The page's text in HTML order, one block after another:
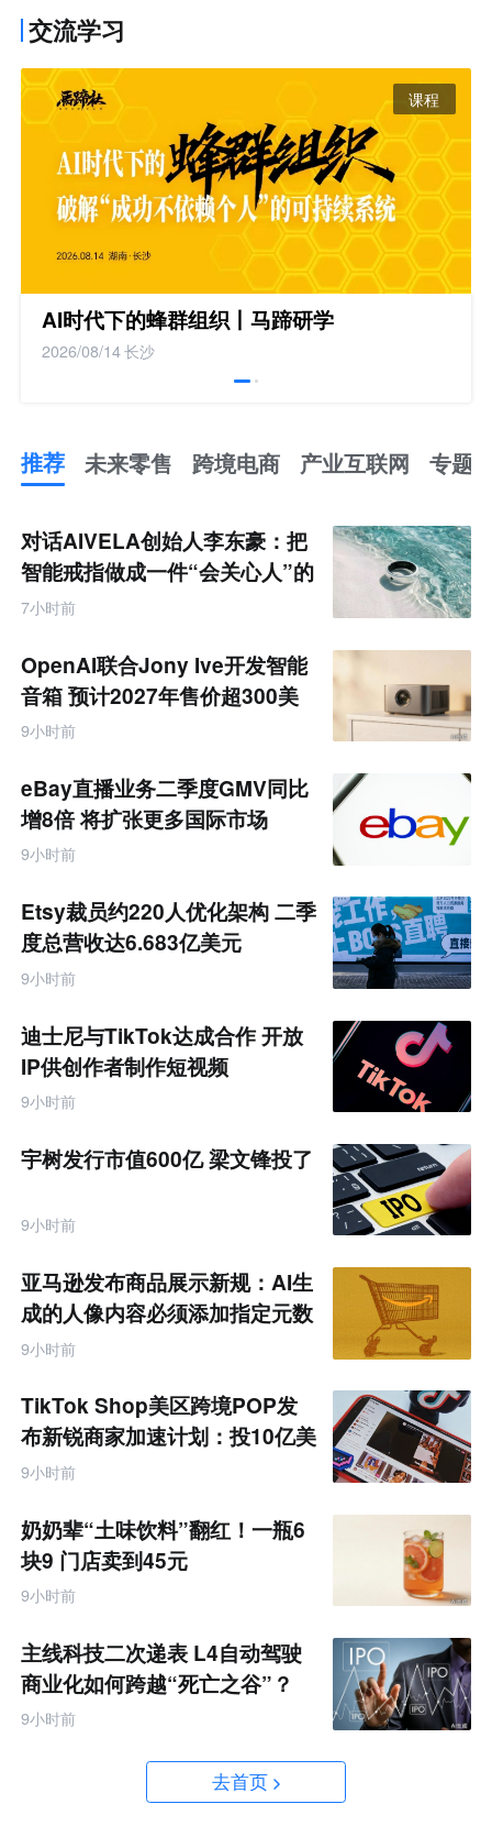
交流学习
课程
AI时代下的蜂群组织丨马蹄研学
2026/08/14长沙
推荐 未来零售 跨境电商 产业互联网 专题
来
零
售
跨
境
产
业
互
联
网
对话AIVELA创始人李东豪：把
智能戒指做成一件“会关心人”的
饰品
7小时前
OpenAI联合Jony Ive开发智能
音箱 预计2027年售价超300美
元
9小时前
eBay直播业务二季度GMV同比
增8倍 将扩张更多国际市场
9小时前
Etsy裁员约220人优化架构 二季
度总营收达6.683亿美元
9小时前
迪士尼与TikTok达成合作 开放
IP供创作者制作短视频
9小时前
宇树发行市值600亿 梁文锋投了
9小时前
亚马逊发布商品展示新规：AI生
成的人像内容必须添加指定元数
据
9小时前
TikTok Shop美区跨境POP发
布新锐商家加速计划：投10亿美
金资源帮扶四类商家
9小时前
奶奶辈“土味饮料”翻红！一瓶6
块9 门店卖到45元
9小时前
主线科技二次递表 L4自动驾驶
商业化如何跨越“死亡之谷”？
9小时前
去首页